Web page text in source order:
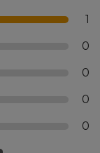
1
0
0
0
0